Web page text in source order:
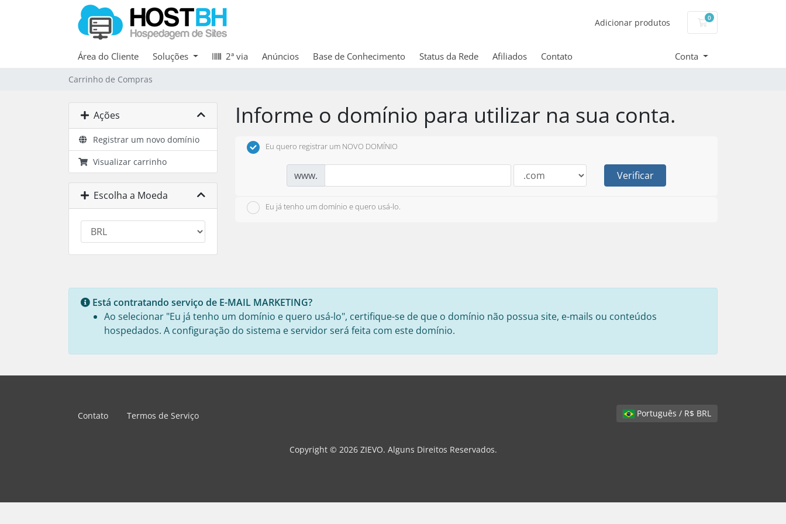
Adicionar produtos 0
Carrinho de
Área do Cliente Soluções 2ª via Anúncios Base de Conhecimento Status da Rede Afiliados Contato Conta
Carrinho de Compras
Ações
Registrar um novo domínio
Visualizar carrinho
Escolha a Moeda
Informe o domínio para utilizar na sua conta.
Eu quero registrar um NOVO DOMÍNIO
www. Verificar
Eu já tenho um domínio e quero usá-lo.
Está contratando serviço de E-MAIL MARKETING?
Ao selecionar "Eu já tenho um domínio e quero usá-lo", certifique-se de que o domínio não possua site, e-mails ou conteúdos
hospedados. A configuração do sistema e servidor será feita com este domínio.
Português / R$ BRL
Contato Termos de Serviço
Copyright © 2026 ZIEVO. Alguns Direitos Reservados.